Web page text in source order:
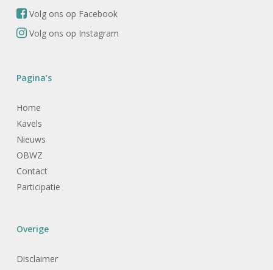
Volg ons op Facebook
Volg ons op Instagram
Pagina’s
Home
Kavels
Nieuws
OBWZ
Contact
Participatie
Overige
Disclaimer